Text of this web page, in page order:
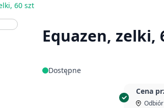
60 szt
Equazen, zelki,
Dostępne
Cena